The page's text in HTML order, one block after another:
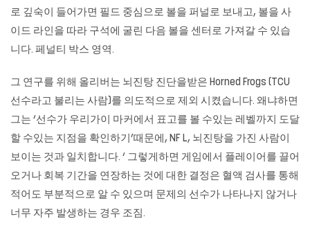
로 깊숙이 들어가면 필드 중심으로 볼을 퍼널로 보내고, 볼을 사
이드 라인을 따라 구석에 굴린 다음 볼을 센터로 가져갈 수 있습
니다. 페널티 박스 영역.
그 연구를 위해 올리버는 뇌진탕 진단을받은 Horned Frogs (TCU
선수라고 불리는 사람)를 의도적으로 제외 시켰습니다. 왜냐하면
그는 ‘선수가 우리가이 마커에서 표고를 볼 수있는 레벨까지 도달
할 수있는 지점을 확인하기’때문에, NF L, 뇌진탕을 가진 사람이
보이는 것과 일치합니다. ‘ 그렇게하면 게임에서 플레이어를 끌어
오거나 회복 기간을 연장하는 것에 대한 결정은 혈액 검사를 통해
적어도 부분적으로 알 수 있으며 문제의 선수가 나타나지 않거나
너무 자주 발생하는 경우 조짐.